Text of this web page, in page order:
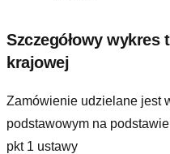
Szczegółowy wykres
krajowej
Zamówienie udzielane jest
podstawowym na
pkt 1 ustawy